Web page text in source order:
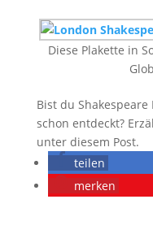
Diese Plakette in
Bist du
schon entdeckt?
unter diesem Post.
teilen
merken